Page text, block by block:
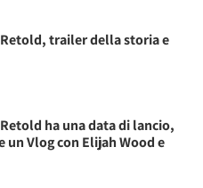
trailer della storia e
ha una data di lancio,
un Vlog con Elijah Wood e